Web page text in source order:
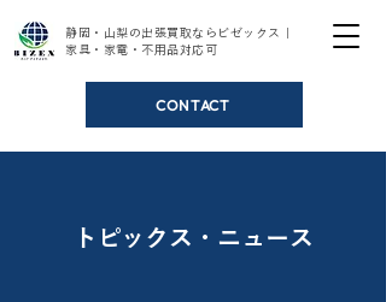
静岡・山梨の出張買取ならビゼックス｜
家具・家電・不用品対応可
CONTACT
トピックス・ニュース